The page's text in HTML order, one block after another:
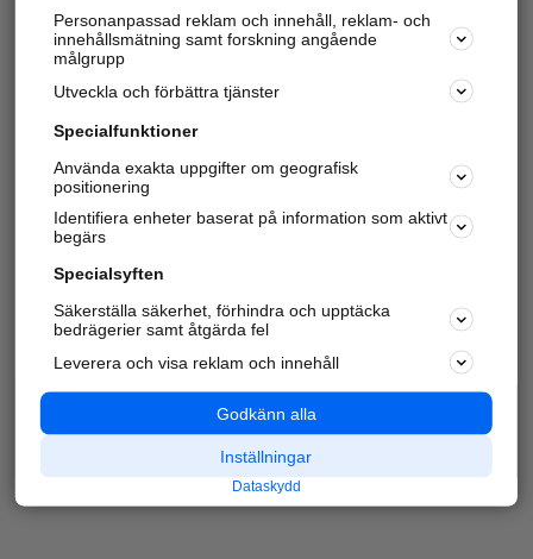
Personanpassad reklam och innehåll, reklam- och
innehållsmätning samt forskning angående
målgrupp
Utveckla och förbättra tjänster
Specialfunktioner
Använda exakta uppgifter om geografisk
positionering
Identifiera enheter baserat på information som aktivt
begärs
Specialsyften
Säkerställa säkerhet, förhindra och upptäcka
bedrägerier samt åtgärda fel
Leverera och visa reklam och innehåll
Godkänn alla
Inställningar
Dataskydd